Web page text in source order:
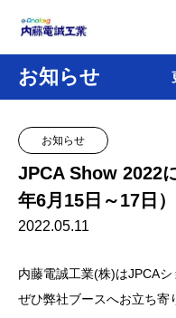
お知らせ
お知らせ
JPCA Show 2022
年6月15日～17日）
2022.05.11
内藤電誠工業(株)はJPCAシ
ぜひ弊社ブースへお立ち寄